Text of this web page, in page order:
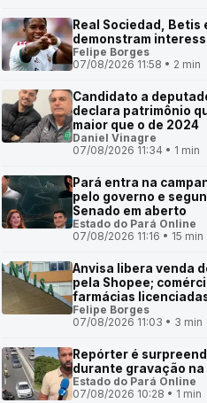
Real Sociedad, Betis
demonstram
Felipe Borges
07/08/2026 11:58 • 2 min
Candidato a
declara patrimônio
maior que o de 2024
Daniel Vinagre
07/08/2026 11:34 • 1 min
Pará entra na
pelo governo e
Senado em aberto
Estado do Pará Online
07/08/2026 11:16 • 15 min
Anvisa libera venda
pela Shopee;
farmácias
Felipe Borges
07/08/2026 11:03 • 3 min
Repórter é
durante gravação na
Estado do Pará Online
07/08/2026 10:28 • 1 min